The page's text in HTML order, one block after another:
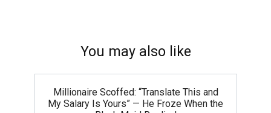
You may also like
Millionaire Scoffed: “Translate This and
My Salary Is Yours” — He Froze When the